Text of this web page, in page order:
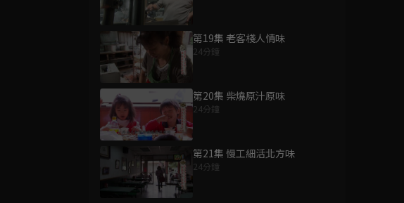
第19集 老客棧人情味
24分鐘
第20集 柴燒原汁原味
24分鐘
第21集 慢工細活北方味
24分鐘